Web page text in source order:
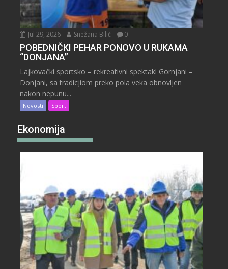
Jul 29, 2026 Snežana Bilić 0
POBEDNIČKI PEHAR PONOVO U RUKAMA
“DONJANA”
Lajkovački sportsko – rekreativni spektakl Gornjani –
Donjani, sa tradicjiom preko pola veka obnovljen
nakon nepunu...
Novosti Sport
Ekonomija